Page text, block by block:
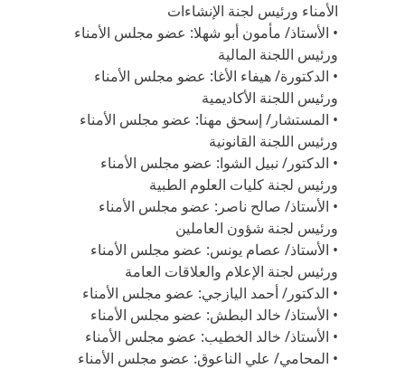
الأمناء ورئيس لجنة الإنشاءات
• الأستاذ/ مأمون أبو شهلا: عضو مجلس الأمناء
ورئيس اللجنة المالية
• الدكتورة/ هيفاء الأغا: عضو مجلس الأمناء
ورئيس اللجنة الأكاديمية
• المستشار/ إسحق مهنا: عضو مجلس الأمناء
ورئيس اللجنة القانونية
• الدكتور/ نبيل الشوا: عضو مجلس الأمناء
ورئيس لجنة كليات العلوم الطبية
• الأستاذ/ صالح ناصر: عضو مجلس الأمناء
ورئيس لجنة شؤون العاملين
• الأستاذ/ عصام يونس: عضو مجلس الأمناء
ورئيس لجنة الإعلام والعلاقات العامة
• الدكتور/ أحمد اليازجي: عضو مجلس الأمناء
• الأستاذ/ خالد البطش: عضو مجلس الأمناء
• الأستاذ/ خالد الخطيب: عضو مجلس الأمناء
• المحامي/ علي الناعوق: عضو مجلس الأمناء